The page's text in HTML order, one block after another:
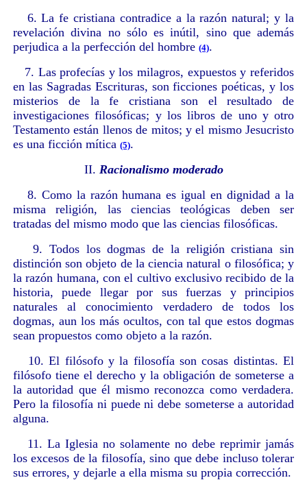
6. La fe cristiana contradice a la razón natural; y la
revelación divina no sólo es inútil, sino que además
perjudica a la perfección del hombre (4).
7. Las profecías y los milagros, expuestos y referidos
en las Sagradas Escrituras, son ficciones poéticas, y los
misterios de la fe cristiana son el resultado de
investigaciones filosóficas; y los libros de uno y otro
Testamento están llenos de mitos; y el mismo Jesucristo
es una ficción mítica (5).
II. Racionalismo moderado
8. Como la razón humana es igual en dignidad a la
misma religión, las ciencias teológicas deben ser
tratadas del mismo modo que las ciencias filosóficas.
9. Todos los dogmas de la religión cristiana sin
distinción son objeto de la ciencia natural o filosófica; y
la razón humana, con el cultivo exclusivo recibido de la
historia, puede llegar por sus fuerzas y principios
naturales al conocimiento verdadero de todos los
dogmas, aun los más ocultos, con tal que estos dogmas
sean propuestos como objeto a la razón.
10. El filósofo y la filosofía son cosas distintas. El
filósofo tiene el derecho y la obligación de someterse a
la autoridad que él mismo reconozca como verdadera.
Pero la filosofía ni puede ni debe someterse a autoridad
alguna.
11. La Iglesia no solamente no debe reprimir jamás
los excesos de la filosofía, sino que debe incluso tolerar
sus errores, y dejarle a ella misma su propia corrección.